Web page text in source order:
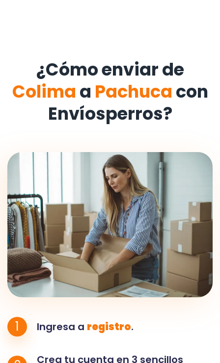
¿Cómo enviar de
Colima a Pachuca con
Envíosperros?
1 Ingresa a registro.
Crea tu cuenta en 3 sencillos